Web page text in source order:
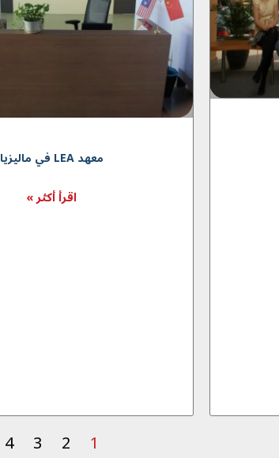
معهد LEA في ماليزيا
اقرأ أكثر »
1
2
3
4